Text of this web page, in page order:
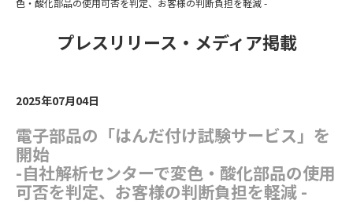
色・酸化部品の使用可否を判定、お客様の判断負担を軽減 -
プレスリリース・メディア掲載
2025年07月04日
電子部品の「はんだ付け試験サービス」を
開始
-自社解析センターで変色・酸化部品の使用
可否を判定、お客様の判断負担を軽減 -